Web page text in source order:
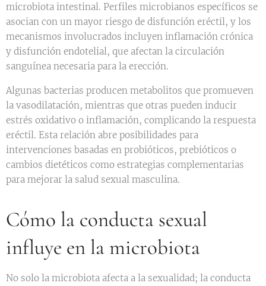
microbiota intestinal. Perfiles microbianos específicos se
asocian con un mayor riesgo de disfunción eréctil, y los
mecanismos involucrados incluyen inflamación crónica
y disfunción endotelial, que afectan la circulación
sanguínea necesaria para la erección.
Algunas bacterias producen metabolitos que promueven
la vasodilatación, mientras que otras pueden inducir
estrés oxidativo o inflamación, complicando la respuesta
eréctil. Esta relación abre posibilidades para
intervenciones basadas en probióticos, prebióticos o
cambios dietéticos como estrategias complementarias
para mejorar la salud sexual masculina.
Cómo la conducta sexual
influye en la microbiota
No solo la microbiota afecta a la sexualidad; la conducta